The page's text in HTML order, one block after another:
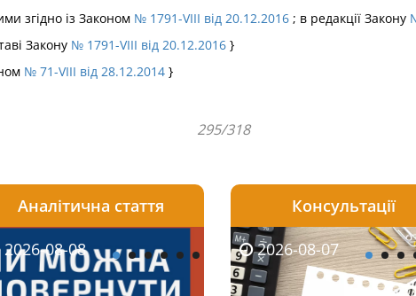
згідно із Законом № 1791-VIII від 20.12.2016 ; в редакції Закону
Закону № 1791-VIII від 20.12.2016 }
№ 71-VIII від 28.12.2014 }
295/318
08-06 2026-08-06
Аналітична стаття
2026-08-08 2026-08-07
Консультації
2026-08-05 2026-08-07
2026-07-30